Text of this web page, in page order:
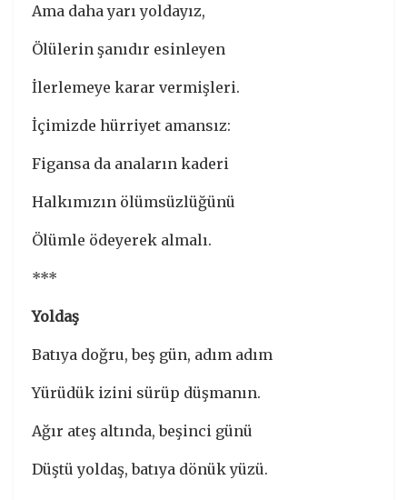
Ama daha yarı yoldayız,
Ölülerin şanıdır esinleyen
İlerlemeye karar vermişleri.
İçimizde hürriyet amansız:
Figansa da anaların kaderi
Halkımızın ölümsüzlüğünü
Ölümle ödeyerek almalı.
***
Yoldaş
Batıya doğru, beş gün, adım adım
Yürüdük izini sürüp düşmanın.
Ağır ateş altında, beşinci günü
Düştü yoldaş, batıya dönük yüzü.